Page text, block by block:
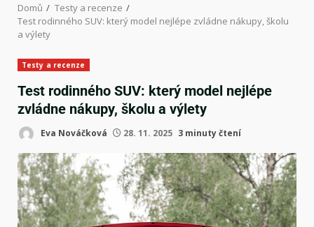
Domů
Testy a recenze
Test rodinného SUV: který model nejlépe zvládne nákupy, školu
a výlety
Testy a recenze
Test rodinného SUV: který model nejlépe
zvládne nákupy, školu a výlety
Eva Nováčková 28. 11. 2025 3 minuty čtení